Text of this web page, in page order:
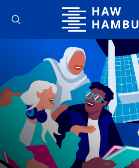
Hochschule für